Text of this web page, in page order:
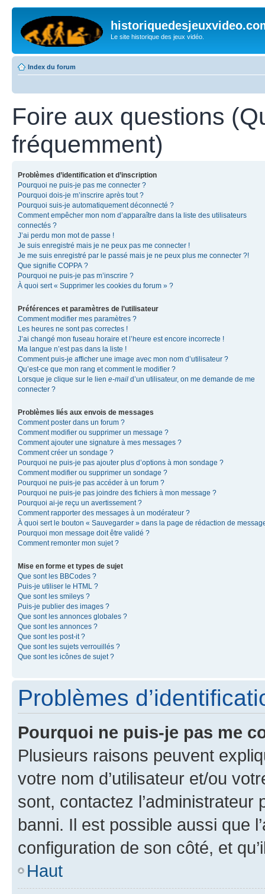
Le site historique des jeux vidéo.
Index du forum
Foire aux questions
fréquemment)
Problèmes d’identification et d’inscription
Pourquoi ne puis-je pas me connecter ?
Pourquoi dois-je m’inscrire après tout ?
Pourquoi suis-je automatiquement déconnecté ?
Comment empêcher mon nom d’apparaître dans la liste des utilisateurs
connectés ?
J’ai perdu mon mot de passe !
Je suis enregistré mais je ne peux pas me connecter !
Je me suis enregistré par le passé mais je ne peux plus me connecter ?!
Que signifie COPPA ?
Pourquoi ne puis-je pas m’inscrire ?
À quoi sert « Supprimer les cookies du forum » ?
Préférences et paramètres de l’utilisateur
Comment modifier mes paramètres ?
Les heures ne sont pas correctes !
J’ai changé mon fuseau horaire et l’heure est encore incorrecte !
Ma langue n’est pas dans la liste !
Comment puis-je afficher une image avec mon nom d’utilisateur ?
Qu’est-ce que mon rang et comment le modifier ?
Lorsque je clique sur le lien e-mail d’un utilisateur, on me demande de me
connecter ?
Problèmes liés aux envois de messages
Comment poster dans un forum ?
Comment modifier ou supprimer un message ?
Comment ajouter une signature à mes messages ?
Comment créer un sondage ?
Pourquoi ne puis-je pas ajouter plus d’options à mon sondage ?
Comment modifier ou supprimer un sondage ?
Pourquoi ne puis-je pas accéder à un forum ?
Pourquoi ne puis-je pas joindre des fichiers à mon message ?
Pourquoi ai-je reçu un avertissement ?
Comment rapporter des messages à un modérateur ?
À quoi sert le bouton « Sauvegarder » dans la page de rédaction de
Pourquoi mon message doit être validé ?
Comment remonter mon sujet ?
Mise en forme et types de sujet
Que sont les BBCodes ?
Puis-je utiliser le HTML ?
Que sont les smileys ?
Puis-je publier des images ?
Que sont les annonces globales ?
Que sont les annonces ?
Que sont les post-it ?
Que sont les sujets verrouillés ?
Que sont les icônes de sujet ?
Problèmes
Pourquoi ne puis-je pas me
Plusieurs raisons peuvent
votre nom d’utilisateur et/ou
sont, contactez l’administrateur
banni. Il est possible aussi que
configuration de son côté, et
Haut